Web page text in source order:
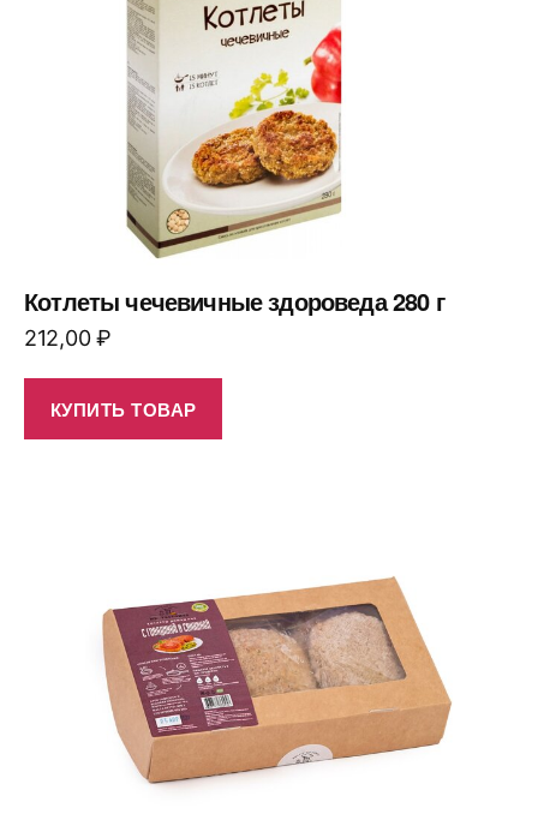
Котлеты чечевичные здороведа 280 г
212,00₽
КУПИТЬ ТОВАР